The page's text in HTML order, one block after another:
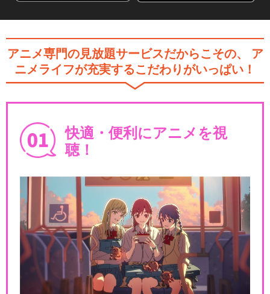
アニメ専門の見放題サービスだからこその、
ア
ニメライフが充実するこだわりがいっぱい！
快適・便利にアニメを視
聴！